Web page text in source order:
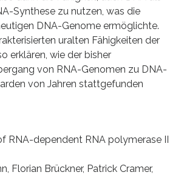
Synthese zu nutzen, was die
DNA-Genome ermöglichte.
uralten Fähigkeiten der
erklären, wie der bisher
von RNA-Genomen zu DNA-
von Jahren stattgefunden
RNA-dependent RNA polymerase II
Florian Brückner, Patrick Cramer,